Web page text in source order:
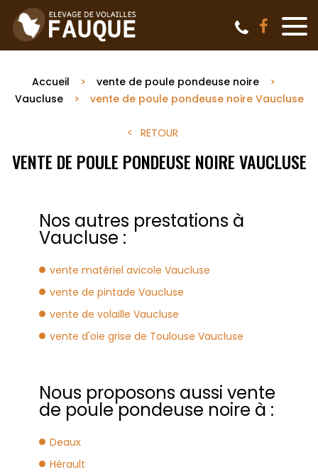
Accueil
vente de poule pondeuse noire
Vaucluse
vente de poule pondeuse noire Vaucluse
RETOUR
VENTE DE POULE PONDEUSE NOIRE VAUCLUSE
Nos autres prestations à
Vaucluse :
vente matériel avicole Vaucluse
vente de pintade Vaucluse
vente de volaille Vaucluse
vente d'oie grise de Toulouse Vaucluse
Nous proposons aussi vente
de poule pondeuse noire à :
Deaux
Hérault